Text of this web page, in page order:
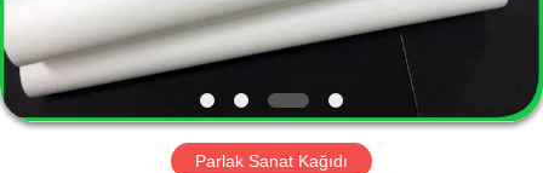
HAKKIMIZDA
FABRIKA
Parlak Sanat Kağıdı